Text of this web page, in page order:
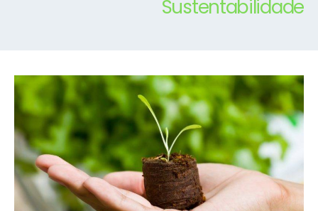
Sustentabilidade